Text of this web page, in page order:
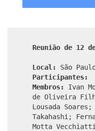
Reunião de 12
Local:
São
Participantes:
Membros:
Ivan
de Oliveira
Lousada Soares;
Takahashi;
Motta